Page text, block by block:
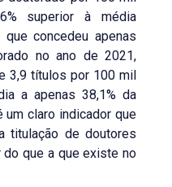
superior à média
concedeu apenas
no ano de 2021,
3,9 títulos por 100 mil
a apenas 38,1% da
um claro indicador que
titulação de doutores
que a que existe no